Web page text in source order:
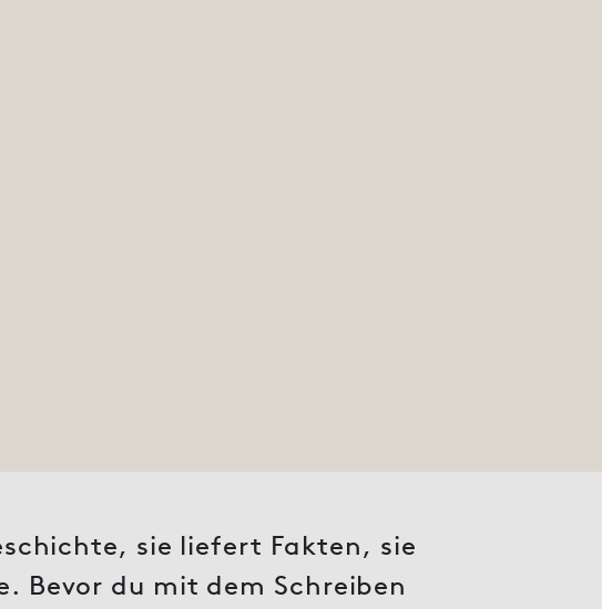
sie liefert Fakten, sie
Bevor du mit dem Schreiben